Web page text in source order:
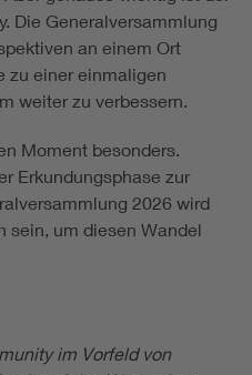
Die Generalversammlung
an einem Ort
zu einer einmaligen
weiter zu verbessern.
Moment besonders.
Erkundungsphase zur
2026 wird
sein, um diesen Wandel
im Vorfeld von